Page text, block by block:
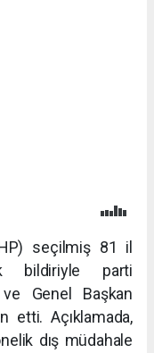
seçilmiş 81 il
bildiriyle parti
Genel Başkan
etti. Açıklamada,
dış müdahale